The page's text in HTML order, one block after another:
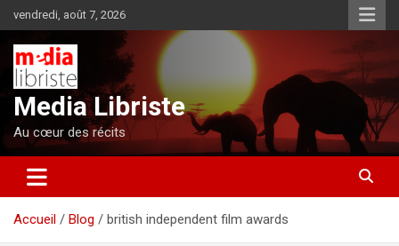
au
contenu
vendredi, août 7, 2026
Media Libriste
Au cœur des récits
Accueil Blog british independent film awards